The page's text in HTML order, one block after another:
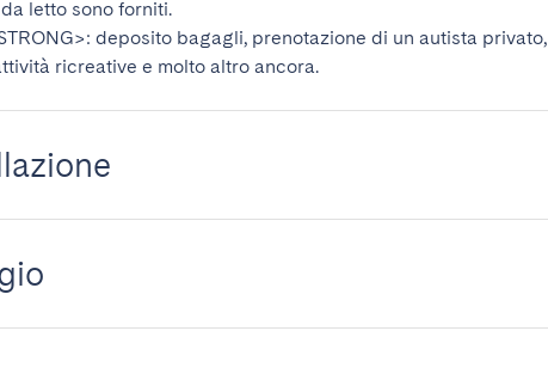
letto sono forniti.
: deposito bagagli, prenotazione di un autista privato,
ricreative e molto altro ancora.